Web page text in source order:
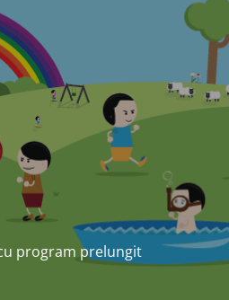
program prelungit